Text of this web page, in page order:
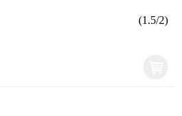
(1.5/2)